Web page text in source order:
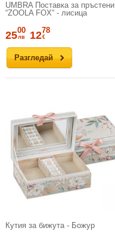
UMBRA Поставка за пръстени
“ZOOLA FOX“ - лисица
Разгледай
2500
лв 1278
€
Кутия за бижута - Божур